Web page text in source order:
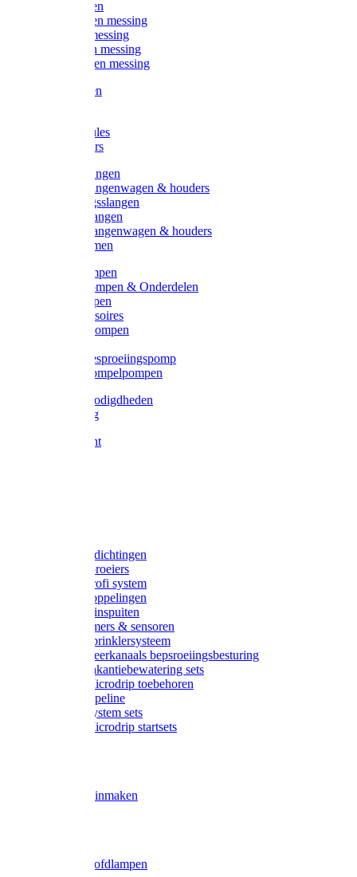
Kogelkranen
Koppelingen messing
Sproeiers messing
Tuinspuiten messing
Slangstukken messing
Handspuiten
Kunststoftules
Regenmeters
Overige slangen
Overige slangenwagen & houders
Beregeningsslangen
Gardena slangen
Gardena slangenwagen & houders
Slangklemmen
Leader pompen
Zwengelpompen & Onderdelen
Ebara pompen
Pompaccessoires
Excellent pompen
Gardena besproeiingspomp
Gardena dompelpompen
Tyleen benodigdheden
Tyleenslang
Lange bocht
Gardena afdichtingen
Gardena sproeiers
Gardena Profi system
Gardena koppelingen
Gardena tuinspuiten
Gardena timers & sensoren
Gardena Sprinklersysteem
Gardena meerkanaals bepsroeiingsbesturing
Gardena vakantiebewatering sets
Gardena Microdrip toebehoren
Gardena Pipeline
Gardena System sets
Gardena Microdrip startsets
Wecken & inmaken
Zak- & Hoofdlampen